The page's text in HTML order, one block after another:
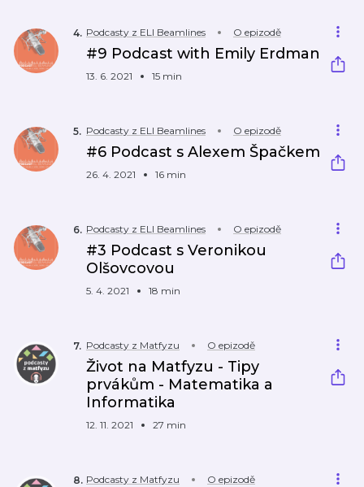
4. Podcasty z ELI Beamlines O epizodě
#9 Podcast with Emily Erdman
13. 6. 2021 15 min
5. Podcasty z ELI Beamlines O epizodě
#6 Podcast s Alexem Špačkem
26. 4. 2021 16 min
6. Podcasty z ELI Beamlines O epizodě
#3 Podcast s Veronikou
Olšovcovou
5. 4. 2021 18 min
7. Podcasty z Matfyzu O epizodě
Život na Matfyzu - Tipy
prvákům - Matematika a
Informatika
12. 11. 2021 27 min
8. Podcasty z Matfyzu O epizodě